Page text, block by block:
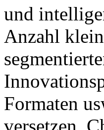
und
Anzahl
Formaten
versetzen,